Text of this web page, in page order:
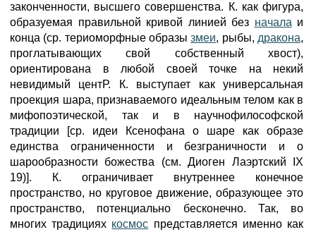
законченности, высшего совершенства. К. как фигура,
образуемая правильной кривой линией без начала и
конца (ср. териоморфные образызмеи, рыбы, дракона,
проглатывающих свой собственный хвост),
ориентирована в любой своей точке на некий
невидимый центР. К. выступает как универсальная
проекция шара, признаваемого идеальным телом как в
мифопоэтической, так и в научнофилософской
традиции [ср. идеи Ксенофана о шаре как образе
единства ограниченности и безграничности и о
шарообразности божества (см. Диоген Лаэртский IX
19)]. К. ограничивает внутреннее конечное
пространство, но круговое движение, образующее это
пространство, потенциально бесконечно. Так, во
многих традициях космос представляется именно как